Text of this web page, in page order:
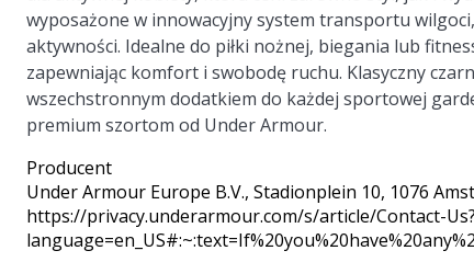
wyposażone w innowacyjny system transportu
aktywności. Idealne do piłki nożnej, biegania lub
zapewniając komfort i swobodę ruchu. Klasyczny
wszechstronnym dodatkiem do każdej sportowej
premium szortom od Under Armour.
Producent
Under Armour Europe B.V., Stadionplein 10, 1076
https://privacy.underarmour.com/s/article/Contact-Us?